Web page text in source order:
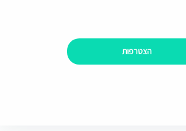
הצטרפות